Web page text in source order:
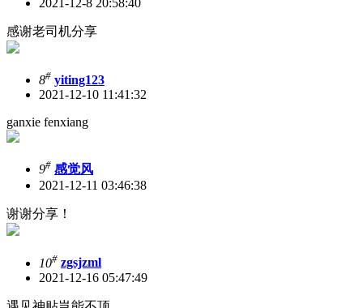
感谢老司机分享
8# yiting123
2021-12-10 11:41:32
ganxie fenxiang
9# 感觉风
2021-12-11 03:46:38
谢谢分享！
10# zgsjzml
2021-12-16 05:47:49